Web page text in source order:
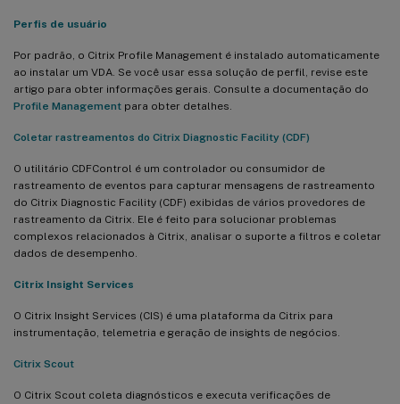
Perfis de usuário
Por padrão, o Citrix Profile Management é instalado automaticamente
ao instalar um VDA. Se você usar essa solução de perfil, revise este
artigo para obter informações gerais. Consulte a documentação do
Profile Management para obter detalhes.
Coletar rastreamentos do Citrix Diagnostic Facility (CDF)
O utilitário CDFControl é um controlador ou consumidor de
rastreamento de eventos para capturar mensagens de rastreamento
do Citrix Diagnostic Facility (CDF) exibidas de vários provedores de
rastreamento da Citrix. Ele é feito para solucionar problemas
complexos relacionados à Citrix, analisar o suporte a filtros e coletar
dados de desempenho.
Citrix Insight Services
O Citrix Insight Services (CIS) é uma plataforma da Citrix para
instrumentação, telemetria e geração de insights de negócios.
Citrix Scout
O Citrix Scout coleta diagnósticos e executa verificações de